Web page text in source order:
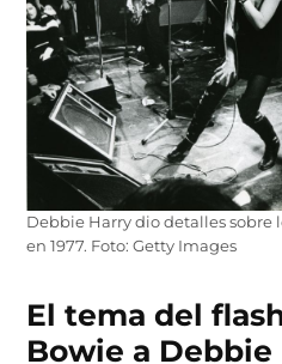
Debbie Harry dio detalles sobre
en 1977. Foto: Getty Images
El tema del
Bowie a